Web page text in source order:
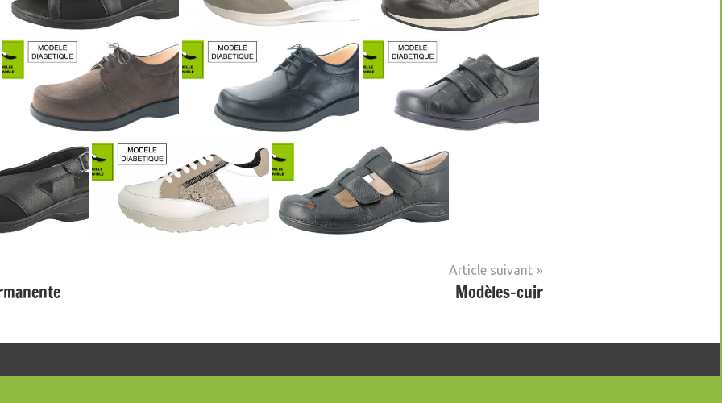
Article suivant
Modèles-cuir